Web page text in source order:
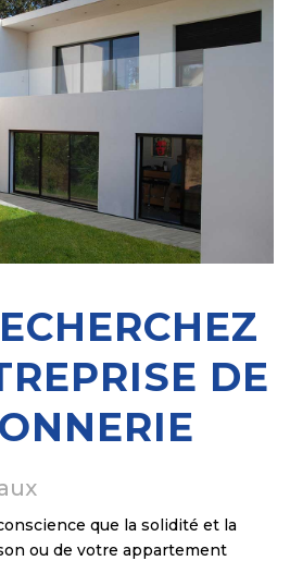
DE
que la solidité et la
ou de votre appartement